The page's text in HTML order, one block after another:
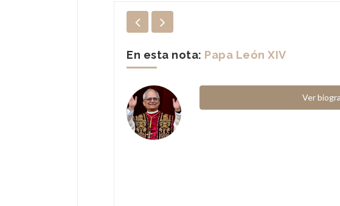
En esta nota: Pietro Parolin
Nació en la ciudad de Vicenza